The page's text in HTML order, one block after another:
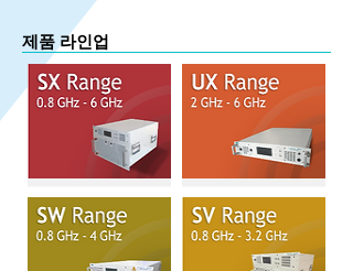
제품 라인업